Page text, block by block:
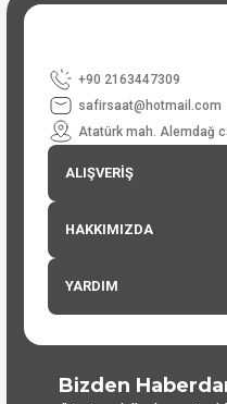
+90 2163447309
safirsaat@hotmail.com
Atatürk mah. Alemdağ
ALIŞVERİŞ
HAKKIMIZDA
YARDIM
Bizden